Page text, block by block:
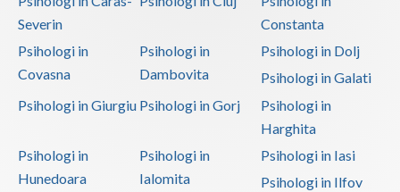
Severin
Constanta
Psihologi in
Covasna
Psihologi in
Dambovita
Psihologi in Dolj
Psihologi in Galati
Psihologi in Giurgiu Psihologi in Gorj
Psihologi in
Harghita
Psihologi in
Hunedoara
Psihologi in
Ialomita
Psihologi in Iasi
Psihologi in Ilfov